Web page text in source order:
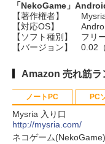
「NekoGame」
【著作権者】
【対応OS】
【ソフト種別】
フリ
【バージョン】
0.02
Amazon 売れ筋ラ
ノートPC PC
Mysria 入り口
http://mysria.com/
ネコゲーム